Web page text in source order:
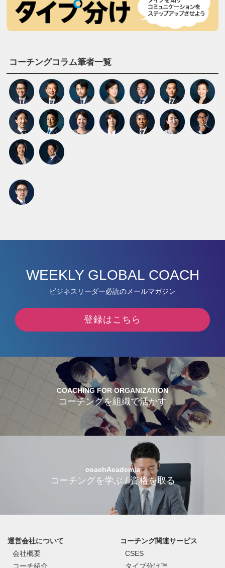
コーチングコラム筆者一覧
WEEKLY GLOBAL COACH
ビジネスリーダー必読のメールマガジン
登録はこちら
COACHING FOR ORGANIZATION
コーチングを組織で活かす
coachAcademia
コーチングを学ぶ / 資格を取る
運営会社について
会社概要
コーチ紹介
コーチング関連サービス
CSES
タイプ分け™